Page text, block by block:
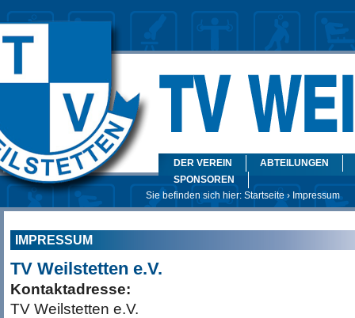
DER VEREIN
ABTEILUNGEN
SPONSOREN
Sie befinden sich hier: Startseite› Impressum
IMPRESSUM
TV Weilstetten e.V.
Kontaktadresse:
TV Weilstetten e.V.